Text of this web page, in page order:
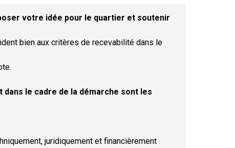
votre idée pour le quartier et soutenir
bien aux critères de recevabilité dans le
le cadre de la démarche sont les
juridiquement et financièrement